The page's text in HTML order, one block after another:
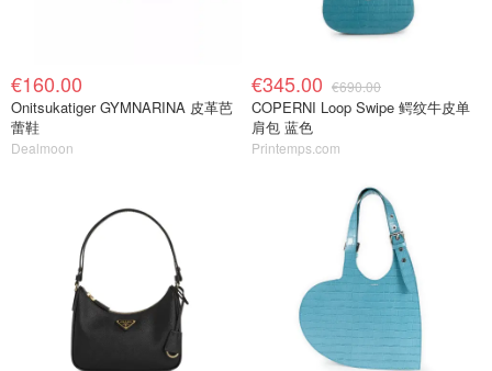
€160.00
Onitsukatiger GYMNARINA 皮革芭
蕾鞋
Dealmoon
€345.00 €690.00
COPERNI Loop Swipe 鳄纹牛皮单
肩包 蓝色
Printemps.com